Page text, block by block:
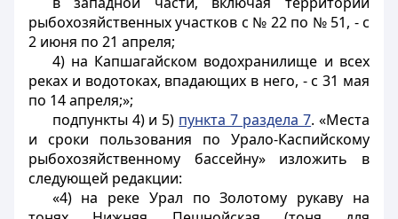
рыбохозяйственных участков с № 22 по № 51, - с
2 июня по 21 апреля;
4) на Капшагайском водохранилище и всех
реках и водотоках, впадающих в него, - с 31 мая
по 14 апреля;»;
подпункты 4) и 5) пункта 7 раздела 7. «Места
и сроки пользования по Урало-Каспийскому
рыбохозяйственному бассейну» изложить в
следующей редакции:
«4) на реке Урал по Золотому рукаву на